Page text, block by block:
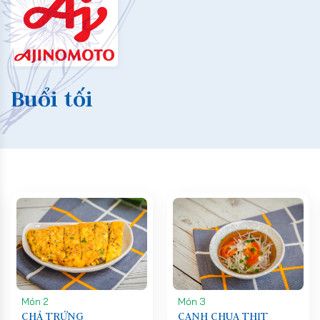
Buổi tối
Món 2
CHẢ TRỨNG
Món 3
CANH CHUA THỊT